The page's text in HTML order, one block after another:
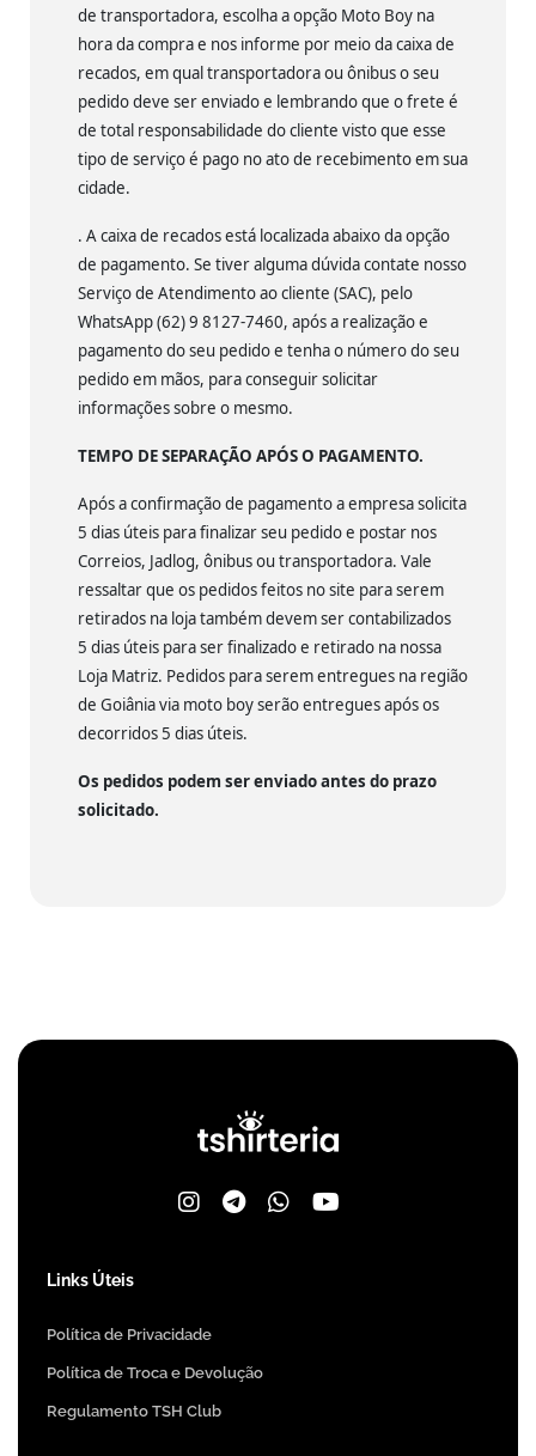
de transportadora, escolha a opção Moto Boy na
hora da compra e nos informe por meio da caixa de
recados, em qual transportadora ou ônibus o seu
pedido deve ser enviado e lembrando que o frete é
de total responsabilidade do cliente visto que esse
tipo de serviço é pago no ato de recebimento em sua
cidade.
. A caixa de recados está localizada abaixo da opção
de pagamento. Se tiver alguma dúvida contate nosso
Serviço de Atendimento ao cliente (SAC), pelo
WhatsApp (62) 9 8127-7460, após a realização e
pagamento do seu pedido e tenha o número do seu
pedido em mãos, para conseguir solicitar
informações sobre o mesmo.
TEMPO DE SEPARAÇÃO APÓS O PAGAMENTO.
Após a confirmação de pagamento a empresa solicita
5 dias úteis para finalizar seu pedido e postar nos
Correios, Jadlog, ônibus ou transportadora. Vale
ressaltar que os pedidos feitos no site para serem
retirados na loja também devem ser contabilizados
5 dias úteis para ser finalizado e retirado na nossa
Loja Matriz. Pedidos para serem entregues na região
de Goiânia via moto boy serão entregues após os
decorridos 5 dias úteis.
Os pedidos podem ser enviado antes do prazo
solicitado.
Links Úteis
Política de Privacidade
Política de Troca e Devolução
Regulamento TSH Club